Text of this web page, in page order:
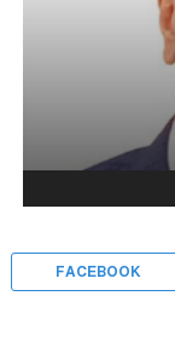
FACEBOOK